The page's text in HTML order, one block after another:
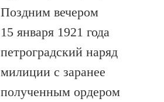
Поздним вечером
15 января 1921 года
петроградский наряд
милиции с заранее
полученным ордером